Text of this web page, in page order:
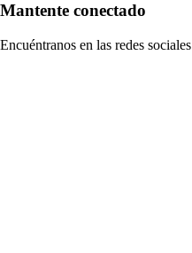
Mantente conectado
Encuéntranos en las redes sociales